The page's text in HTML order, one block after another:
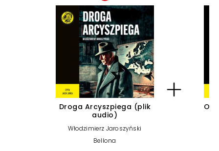
Droga Arcyszpiega (plik
audio)
Włodzimierz Jaroszyński
Bellona